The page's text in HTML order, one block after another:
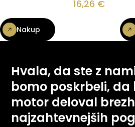
16,26 €
Nakup
Hvala, da ste z
bomo poskrbeli, da
motor deloval
najzahtevnejših